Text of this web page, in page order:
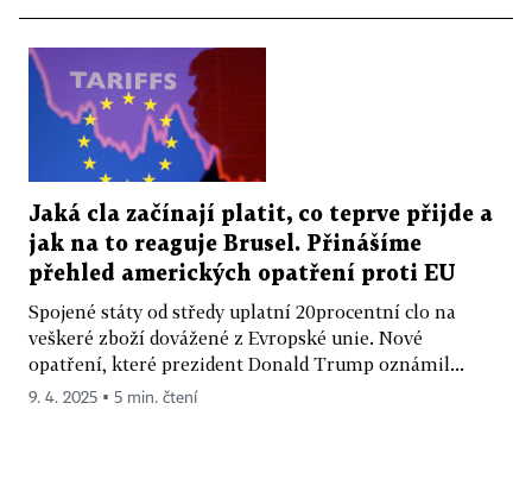
Jaká cla začínají platit, co teprve přijde a
jak na to reaguje Brusel. Přinášíme
přehled amerických opatření proti EU
Spojené státy od středy uplatní 20procentní clo na
veškeré zboží dovážené z Evropské unie. Nové
opatření, které prezident Donald Trump oznámil...
9. 4. 2025 ▪ 5 min. čtení